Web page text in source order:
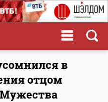
в
отцом